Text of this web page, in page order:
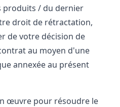
produits / du dernier
droit de rétractation,
de votre décision de
au moyen d'une
annexée au présent
œuvre pour résoudre le